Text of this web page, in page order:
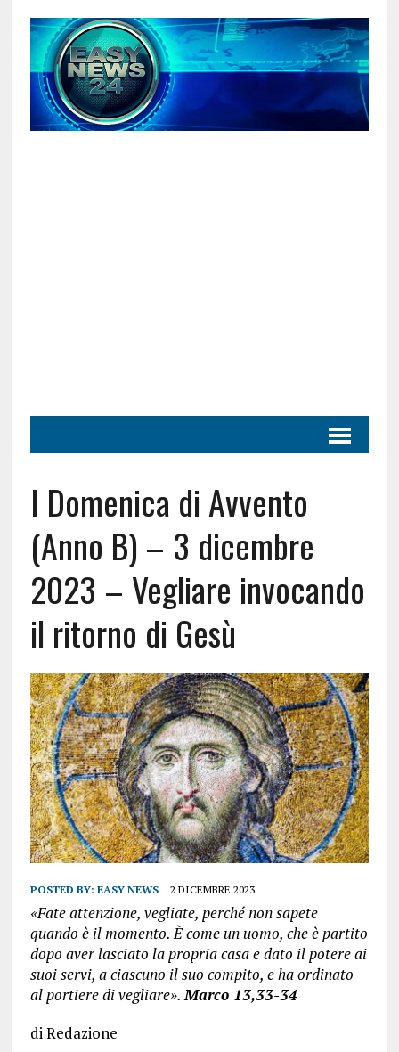
I Domenica di Avvento
(Anno B) – 3 dicembre
2023 – Vegliare invocando
il ritorno di Gesù
POSTED BY: EASY NEWS 2 DICEMBRE 2023
«Fate attenzione, vegliate, perché non sapete
quando è il momento. È come un uomo, che è partito
dopo aver lasciato la propria casa e dato il potere ai
suoi servi, a ciascuno il suo compito, e ha ordinato
al portiere di vegliare».Marco 13,33-34
di Redazione